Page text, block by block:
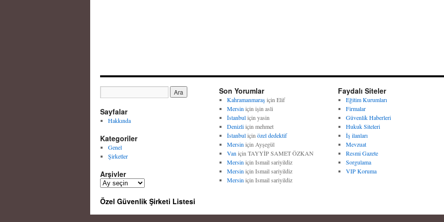
Sayfalar
Hakkında
Kategoriler
Genel
Şirketler
Arşivler
A
ş
Son Yorumlar
Kahramanmaraşiçin Elif
Mersin için işin asli
İstanbuliçin yasin
Denizliiçin mehmet
İstanbuliçin özel dedektif
Mersin için Ayşegül
Van için TAYYİP SAMET ÖZKAN
Mersin için Ismail sariyildiz
Mersin için Ismail sariyildiz
Mersin için Ismail sariyildiz
Faydalı Siteler
Eğitim Kurumları
Firmalar
Güvenlik Haberleri
Hukuk Siteleri
İş ilanları
Mevzuat
Resmi Gazete
Sorgulama
VIP Koruma
Özel Güvenlik Şirketi Listesi